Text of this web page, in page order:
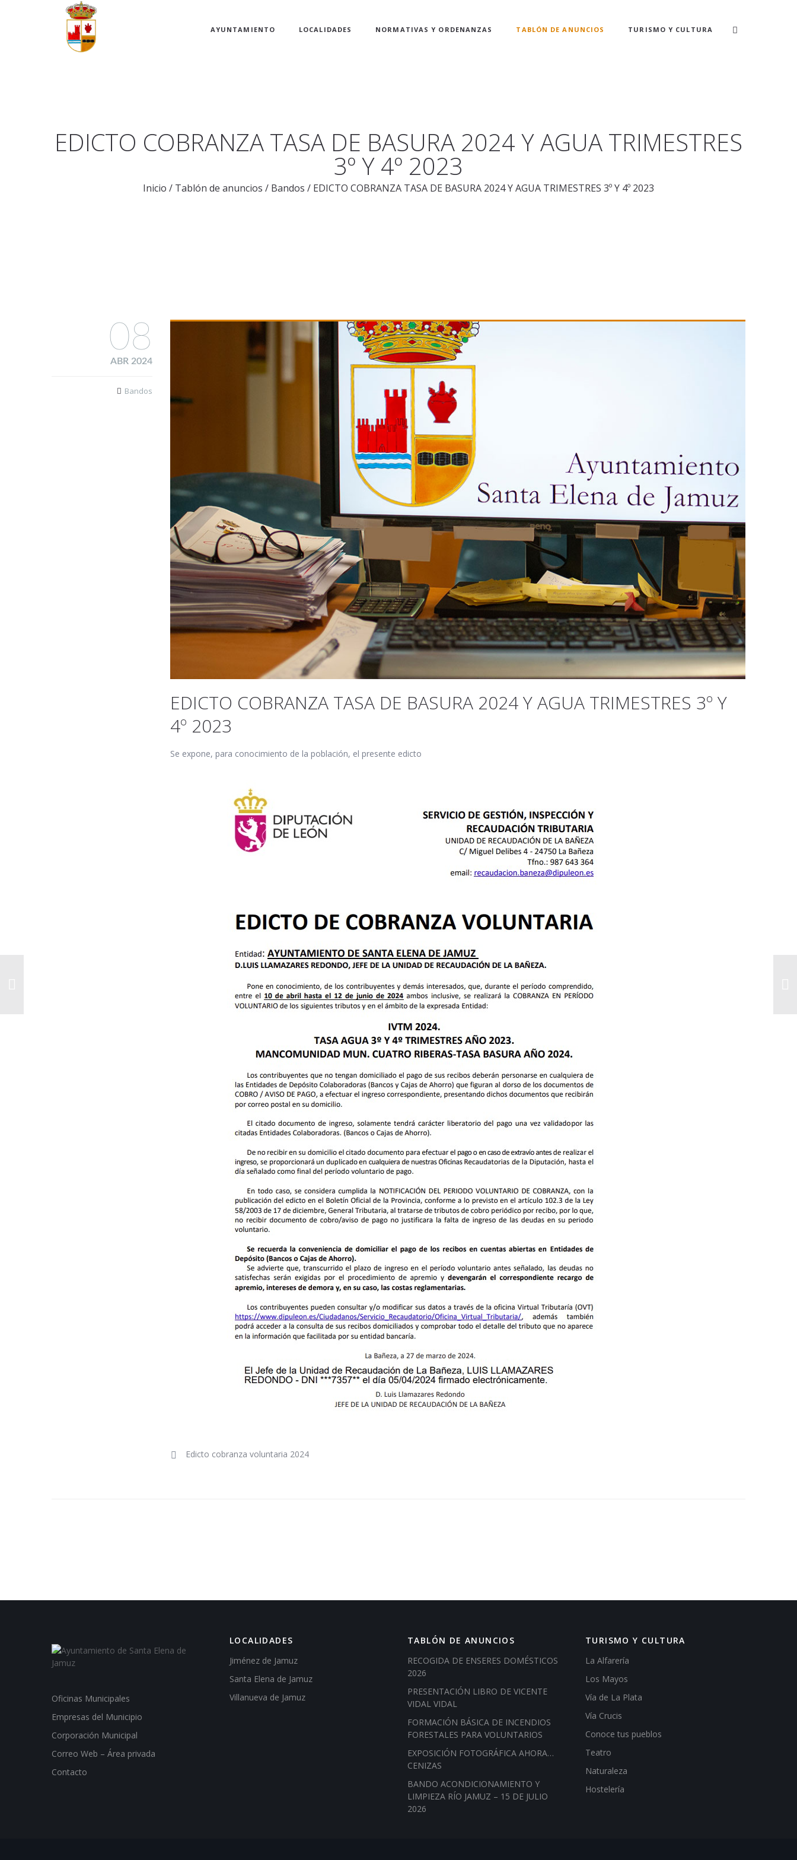
AYUNTAMIENTO LOCALIDADES NORMATIVAS Y ORDENANZAS TABLÓN DE ANUNCIOS TURISMO Y CULTURA
EDICTO COBRANZA TASA DE BASURA 2024 Y AGUA TRIMESTRES
3º Y 4º 2023
Inicio / Tablón de anuncios / Bandos / EDICTO COBRANZA TASA DE BASURA 2024 Y AGUA TRIMESTRES 3º Y 4º 2023
EDICTO COBRANZA TASA DE BASURA 2024 Y AGUA TRIMESTRES 3º Y
4º 2023
Se expone, para conocimiento de la población, el presente edicto
Edicto cobranza voluntaria 2024
08
ABR 2024
Bandos
Oficinas Municipales
Empresas del Municipio
Corporación Municipal
Correo Web – Área privada
Contacto
LOCALIDADES
Jiménez de Jamuz
Santa Elena de Jamuz
Villanueva de Jamuz
TABLÓN DE ANUNCIOS
RECOGIDA DE ENSERES DOMÉSTICOS
2026
PRESENTACIÓN LIBRO DE VICENTE
VIDAL VIDAL
FORMACIÓN BÁSICA DE INCENDIOS
FORESTALES PARA VOLUNTARIOS
EXPOSICIÓN FOTOGRÁFICA AHORA…
CENIZAS
BANDO ACONDICIONAMIENTO Y
LIMPIEZA RÍO JAMUZ – 15 DE JULIO
2026
TURISMO Y CULTURA
La Alfarería
Los Mayos
Vía de La Plata
Vía Crucis
Conoce tus pueblos
Teatro
Naturaleza
Hostelería